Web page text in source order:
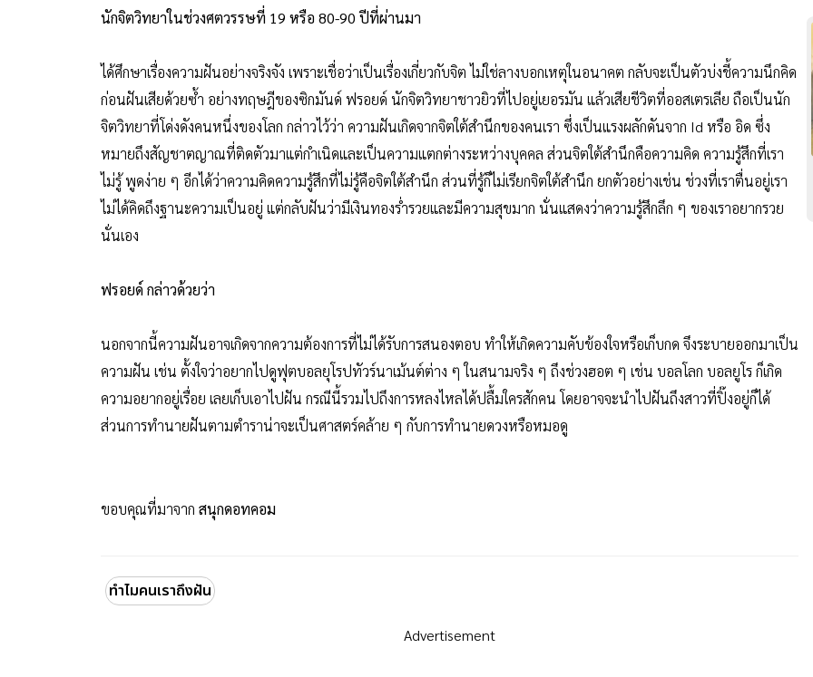
นักจิตวิทยาในช่วงศตวรรษที่ 19 หรือ 80-90 ปีที่ผ่านมา
ได้ศึกษาเรื่องความฝันอย่างจริงจัง เพราะเชื่อว่าเป็นเรื่องเกี่ยวกับจิต ไม่ใช่ลางบอกเหตุในอนาคต กลับจะเป็นตัวบ่งชี้ความนึกคิด
ก่อนฝันเสียด้วยซ้ำ อย่างทฤษฎีของซิกมันด์ ฟรอยด์ นักจิตวิทยาชาวยิวที่ไปอยู่เยอรมัน แล้วเสียชีวิตที่ออสเตรเลีย ถือเป็นนัก
จิตวิทยาที่โด่งดังคนหนึ่งของโลก กล่าวไว้ว่า ความฝันเกิดจากจิตใต้สำนึกของคนเรา ซึ่งเป็นแรงผลักดันจาก Id หรือ อิด ซึ่ง
หมายถึงสัญชาตญาณที่ติดตัวมาแต่กำเนิดและเป็นความแตกต่างระหว่างบุคคล ส่วนจิตใต้สำนึกคือความคิด ความรู้สึกที่เรา
ไม่รู้ พูดง่าย ๆ อีกได้ว่าความคิดความรู้สึกที่ไม่รู้คือจิตใต้สำนึก ส่วนที่รู้ก็ไม่เรียกจิตใต้สำนึก ยกตัวอย่างเช่น ช่วงที่เราตื่นอยู่เรา
ไม่ได้คิดถึงฐานะความเป็นอยู่ แต่กลับฝันว่ามีเงินทองร่ำรวยและมีความสุขมาก นั่นแสดงว่าความรู้สึกลึก ๆ ของเราอยากรวย
นั่นเอง
ฟรอยด์ กล่าวด้วยว่า
นอกจากนี้ความฝันอาจเกิดจากความต้องการที่ไม่ได้รับการสนองตอบ ทำให้เกิดความคับข้องใจหรือเก็บกด จึงระบายออกมาเป็น
ความฝัน เช่น ตั้งใจว่าอยากไปดูฟุตบอลยุโรปทัวร์นาเม้นต์ต่าง ๆ ในสนามจริง ๆ ถึงช่วงฮอต ๆ เช่น บอลโลก บอลยูโร ก็เกิด
ความอยากอยู่เรื่อย เลยเก็บเอาไปฝัน กรณีนี้รวมไปถึงการหลงไหลได้ปลื้มใครสักคน โดยอาจจะนำไปฝันถึงสาวที่ปิ๊งอยู่ก็ได้
ส่วนการทำนายฝันตามตำราน่าจะเป็นศาสตร์คล้าย ๆ กับการทำนายดวงหรือหมอดู
ขอบคุณที่มาจาก สนุกดอทคอม
ทำไมคนเราถึงฝัน
Advertisement